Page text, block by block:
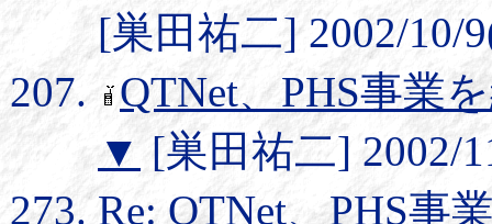
[巣田祐二] 2002/10/
QTNet、PHS事業
▼ [巣田祐二] 2002/
Re: QTNet、PHS事